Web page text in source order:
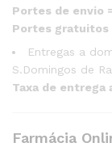
Portes de envio
Portes gratuitos
Entregas a
S.Domingos de
Taxa de entrega
Farmácia